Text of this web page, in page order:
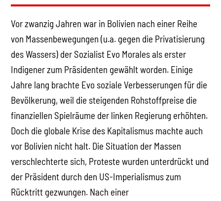
Vor zwanzig Jahren war in Bolivien nach einer Reihe
von Massenbewegungen (u.a. gegen die Privatisierung
des Wassers) der Sozialist Evo Morales als erster
Indigener zum Präsidenten gewählt worden. Einige
Jahre lang brachte Evo soziale Verbesserungen für die
Bevölkerung, weil die steigenden Rohstoffpreise die
finanziellen Spielräume der linken Regierung erhöhten.
Doch die globale Krise des Kapitalismus machte auch
vor Bolivien nicht halt. Die Situation der Massen
verschlechterte sich, Proteste wurden unterdrückt und
der Präsident durch den US-Imperialismus zum
Rücktritt gezwungen. Nach einer